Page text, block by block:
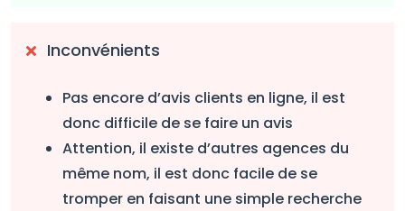
Inconvénients
Pas encore d’avis clients en ligne, il est
donc difficile de se faire un avis
Attention, il existe d’autres agences du
même nom, il est donc facile de se
tromper en faisant une simple recherche